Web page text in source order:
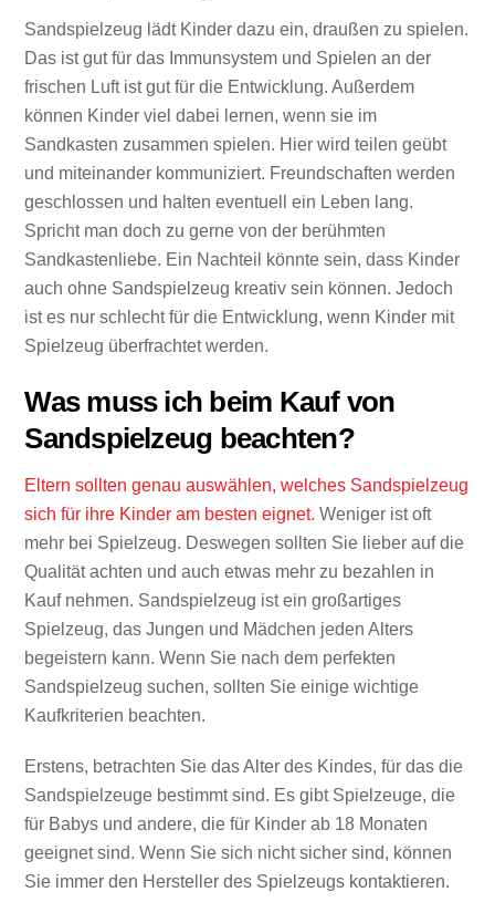
Sandspielzeug lädt Kinder dazu ein, draußen zu spielen.
Das ist gut für das Immunsystem und Spielen an der
frischen Luft ist gut für die Entwicklung. Außerdem
können Kinder viel dabei lernen, wenn sie im
Sandkasten zusammen spielen. Hier wird teilen geübt
und miteinander kommuniziert. Freundschaften werden
geschlossen und halten eventuell ein Leben lang.
Spricht man doch zu gerne von der berühmten
Sandkastenliebe. Ein Nachteil könnte sein, dass Kinder
auch ohne Sandspielzeug kreativ sein können. Jedoch
ist es nur schlecht für die Entwicklung, wenn Kinder mit
Spielzeug überfrachtet werden.
Was muss ich beim Kauf von
Sandspielzeug beachten?
Eltern sollten genau auswählen, welches Sandspielzeug
sich für ihre Kinder am besten eignet. Weniger ist oft
mehr bei Spielzeug. Deswegen sollten Sie lieber auf die
Qualität achten und auch etwas mehr zu bezahlen in
Kauf nehmen. Sandspielzeug ist ein großartiges
Spielzeug, das Jungen und Mädchen jeden Alters
begeistern kann. Wenn Sie nach dem perfekten
Sandspielzeug suchen, sollten Sie einige wichtige
Kaufkriterien beachten.
Erstens, betrachten Sie das Alter des Kindes, für das die
Sandspielzeuge bestimmt sind. Es gibt Spielzeuge, die
für Babys und andere, die für Kinder ab 18 Monaten
geeignet sind. Wenn Sie sich nicht sicher sind, können
Sie immer den Hersteller des Spielzeugs kontaktieren.